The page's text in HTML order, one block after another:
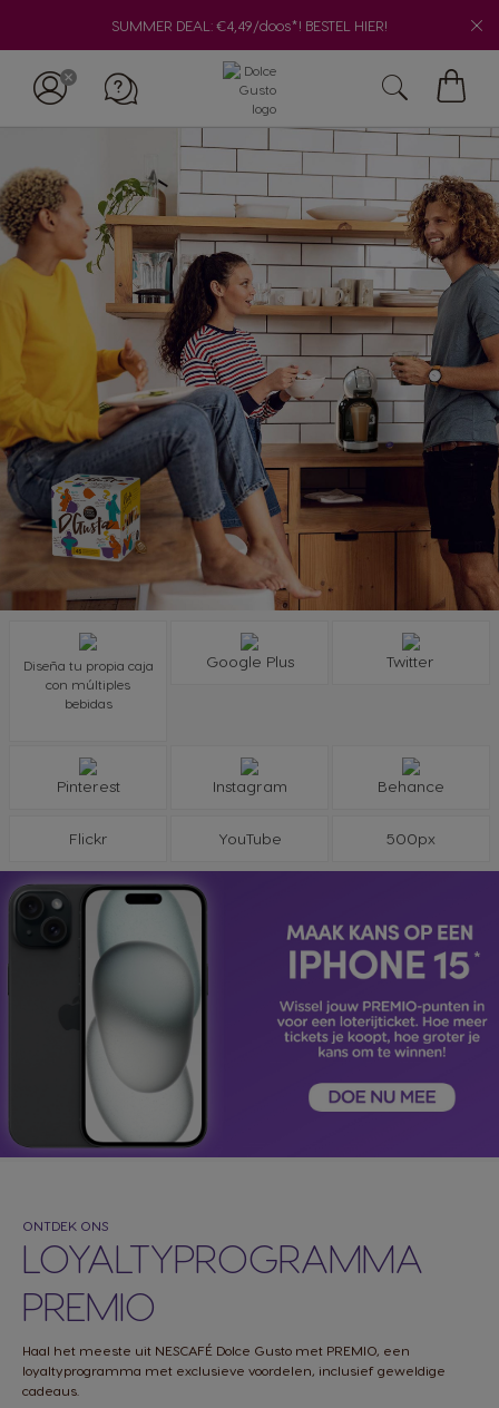
SUMMER DEAL: €4,49/doos*! BESTEL HIER!
Diseña tu propia caja
con múltiples
bebidas
Google Plus Twitter
Pinterest Instagram Behance
Flickr YouTube 500px
ONTDEK ONS
LOYALTYPROGRAMMA
PREMIO
Haal het meeste uit NESCAFÉ Dolce Gusto met PREMIO, een
loyaltyprogramma met exclusieve voordelen, inclusief geweldige
cadeaus.​​